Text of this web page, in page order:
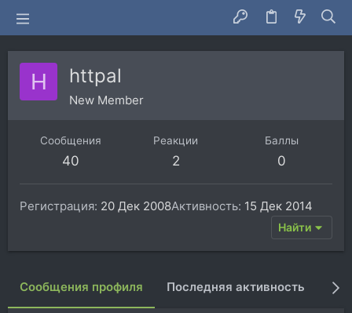
H httpal
New Member
Сообщения
40
Реакции
2
Баллы
0
Регистрация 20 Дек 2008Активность 15 Дек 2014
Найти
Сообщения профиля Последняя активность